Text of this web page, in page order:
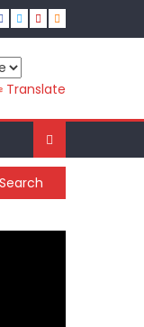
Translate